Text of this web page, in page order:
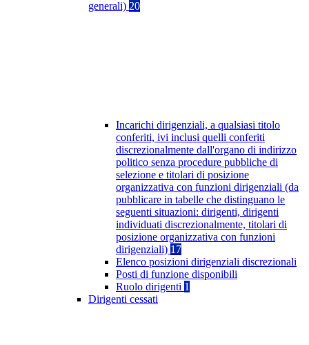
generali) 20
Incarichi dirigenziali, a qualsiasi titolo
conferiti, ivi inclusi quelli conferiti
discrezionalmente dall'organo di indirizzo
politico senza procedure pubbliche di
selezione e titolari di posizione
organizzativa con funzioni dirigenziali (da
pubblicare in tabelle che distinguano le
seguenti situazioni: dirigenti, dirigenti
individuati discrezionalmente, titolari di
posizione organizzativa con funzioni
dirigenziali) 17
Elenco posizioni dirigenziali discrezionali
Posti di funzione disponibili
Ruolo dirigenti 1
Dirigenti cessati